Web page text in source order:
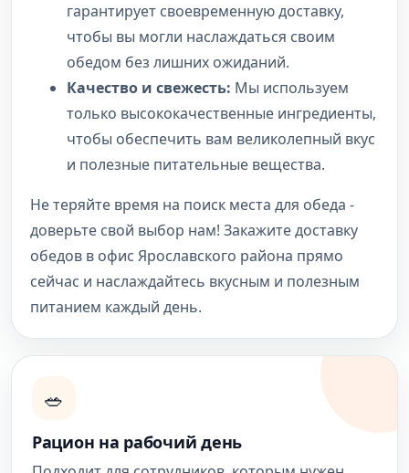
гарантирует своевременную доставку,
чтобы вы могли наслаждаться своим
обедом без лишних ожиданий.
Качество и свежесть: Мы используем
только высококачественные ингредиенты,
чтобы обеспечить вам великолепный вкус
и полезные питательные вещества.
Не теряйте время на поиск места для обеда -
доверьте свой выбор нам! Закажите доставку
обедов в офис Ярославского района прямо
сейчас и наслаждайтесь вкусным и полезным
питанием каждый день.
🥗
Рацион на рабочий день